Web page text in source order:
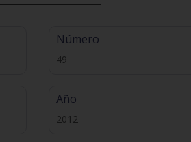
Número
49
Año
2012